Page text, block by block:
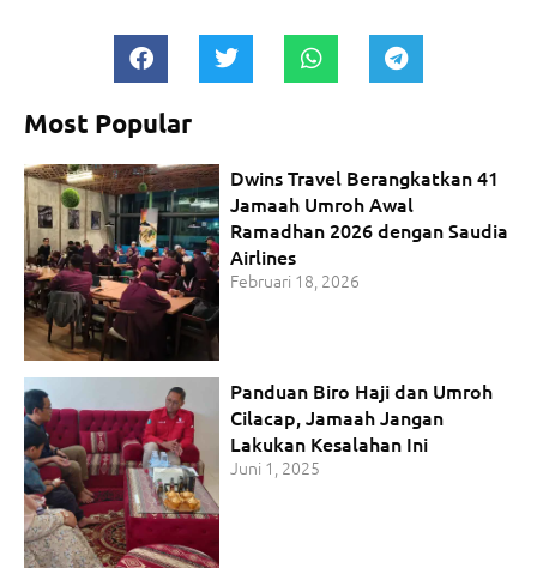
Most Popular
Dwins Travel Berangkatkan 41
Jamaah Umroh Awal
Ramadhan 2026 dengan Saudia
Airlines
Februari 18, 2026
Panduan Biro Haji dan Umroh
Cilacap, Jamaah Jangan
Lakukan Kesalahan Ini
Juni 1, 2025